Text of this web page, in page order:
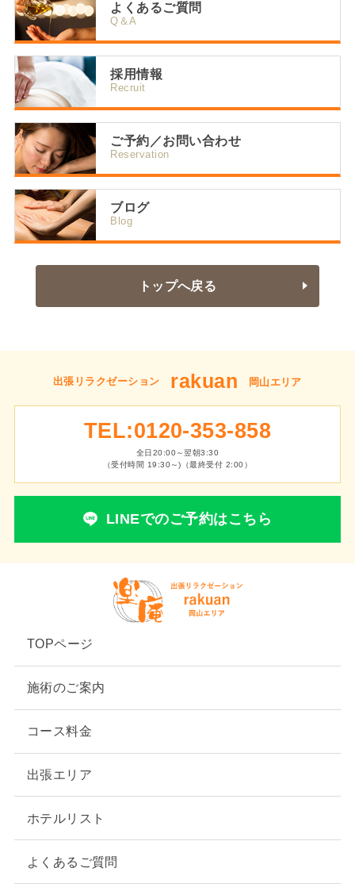
よくあるご質問
Q＆A
採用情報
Recruit
ご予約／お問い合わせ
Reservation
ブログ
Blog
トップへ戻る
出張リラクゼーション rakuan 岡山エリア
TEL:0120-353-858
全日20:00～翌朝3:30
（受付時間 19:30～)（最終受付 2:00）
LINEでのご予約はこちら
TOPページ
施術のご案内
コース料金
出張エリア
ホテルリスト
よくあるご質問